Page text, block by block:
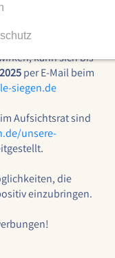
eingeladen,
kann sich bis
per E-Mail beim
siegen.de
Aufsichtsrat sind
unsere-
die
einzubringen.
grundlegende
Funktion